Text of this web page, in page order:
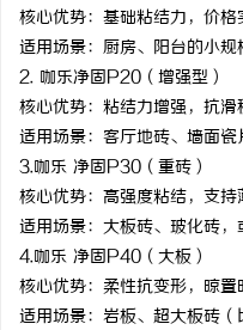
核心优势：基础粘结力，价格
适用场景：厨房、阳台的小规
2. 咖乐净固P20 （增强型）
核心优势：粘结力增强，抗滑
适用场景：客厅地砖、墙面
3.咖乐 净固P30 （重砖）
核心优势：高强度粘结，支持
适用场景：大板砖、玻化砖，
4.咖乐 净固P40 （大板）
核心优势：柔性抗变形，晾置
适用场景：岩板、超大板砖（